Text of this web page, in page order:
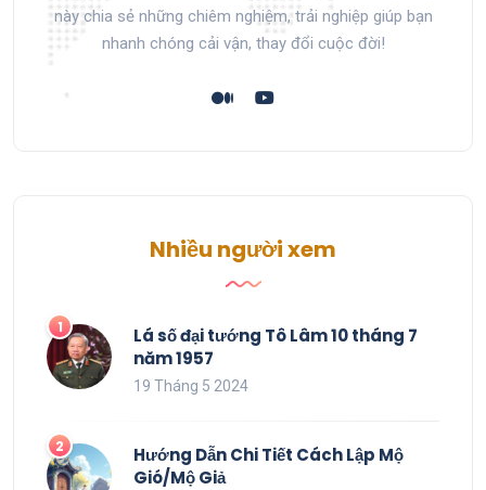
này chia sẻ những chiêm nghiệm, trải nghiệp giúp bạn
nhanh chóng cải vận, thay đổi cuộc đời!
Nhiều người xem
Lá số đại tướng Tô Lâm 10 tháng 7
năm 1957
19 Tháng 5 2024
Hướng Dẫn Chi Tiết Cách Lập Mộ
Gió/Mộ Giả